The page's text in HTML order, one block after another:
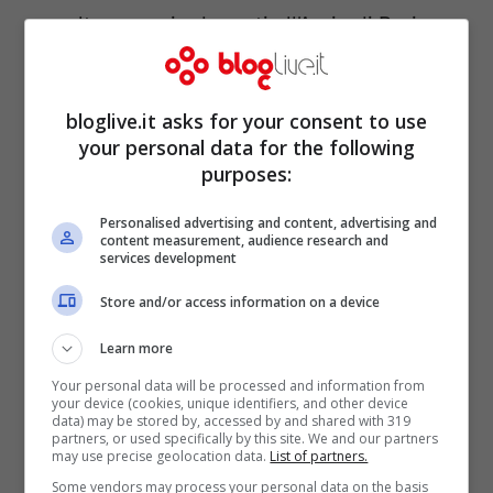
peraltro proprio davanti all’Amiu di Bari,
dove il 51enne lavorava.
Le carte dicono che Vincenza avrebbe
premeditato molto attentamente l’omicidio
bloglive.it asks for your consent to use
your personal data for the following
purposes:
Personalised advertising and content, advertising and
content measurement, audience research and
services development
Store and/or access information on a device
Learn more
Your personal data will be processed and information from
your device (cookies, unique identifiers, and other device
data) may be stored by, accessed by and shared with 319
partners, or used specifically by this site. We and our partners
may use precise geolocation data. List of partners.
Some vendors may process your personal data on the basis